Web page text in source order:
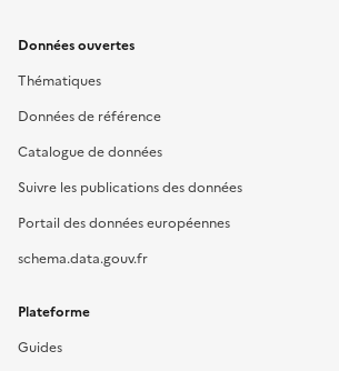
Données ouvertes
Thématiques
Données de référence
Catalogue de données
Suivre les publications des données
Portail des données européennes
schema.data.gouv.fr
Plateforme
Guides